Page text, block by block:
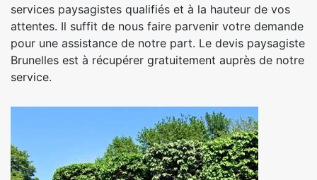
services paysagistes qualifiés et à la hauteur de vos
attentes. Il suffit de nous faire parvenir votre demande
pour une assistance de notre part. Le devis paysagiste
Brunelles est à récupérer gratuitement auprès de notre
service.